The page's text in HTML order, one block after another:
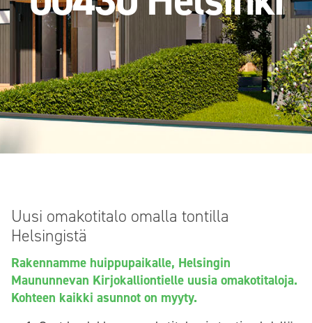
Uusi omakotitalo omalla tontilla
Helsingistä
Rakennamme huippupaikalle, Helsingin
Maununnevan Kirjokalliontielle uusia omakotitaloja.
Kohteen kaikki asunnot on myyty.